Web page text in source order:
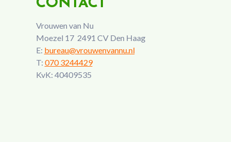
CONTACT
Vrouwen van Nu
Moezel 17 2491 CV Den Haag
E: bureau@vrouwenvannu.nl
T: 070 3244429
KvK: 40409535